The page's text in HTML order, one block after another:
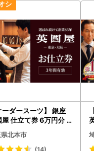
ーダースーツ】 銀座
屋 仕立て券 6万円分
身用包装| ビジネスス
メンズ
北本市
(14)